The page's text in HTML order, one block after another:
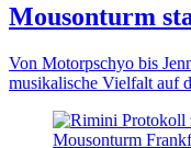
Mousonturm
Von Motorpschyo bis
musikalische Vielfalt auf